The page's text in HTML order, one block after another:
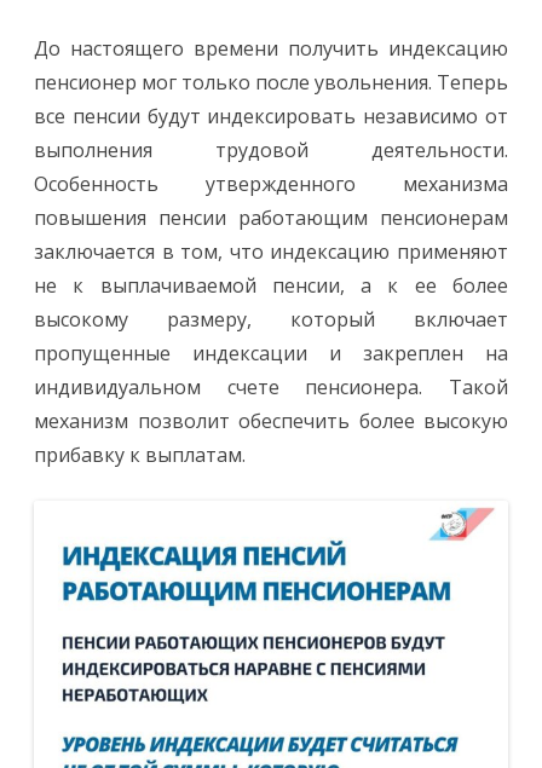
До настоящего времени получить индексацию
пенсионер мог только после увольнения. Теперь
все пенсии будут индексировать независимо от
выполнения трудовой деятельности.
Особенность утвержденного механизма
повышения пенсии работающим пенсионерам
закл­ючается в том, что индексацию применяют
не к выплачиваемой пенсии, а к ее более
высокому размеру, который включает
пропущенные индексации и закреплен на
индивид­уальном счете пенсионера. Такой
механизм позволит обеспечить более высокую
прибавку к выплатам.